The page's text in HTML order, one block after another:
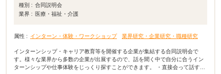
種別 : 合同説明会
業界 :
医療・福祉・介護
属性 : インターン・体験・ワークショップ 業界研究・企業研究・職種研究
インターンシップ・キャリア教育等を開催する企業が集結する合同説明会で
す。様々な業界から多数の企業が出展するので、話を聞く中で自分に合うイン
ターンシップや仕事体験をじっくり探すことができます。 ・直接会って話すこ